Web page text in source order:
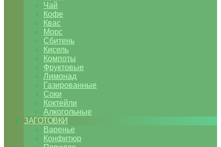
Чай
Кофе
Квас
Морс
Сбитень
Кисель
Компоты
Фруктовые
Лимонад
Газированные
Соки
Коктейли
Алкогольные
ЗАГОТОВКИ
Варенье
Конфитюр